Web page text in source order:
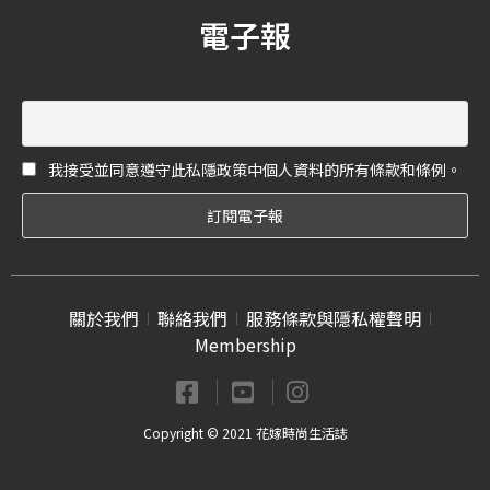
電子報
我接受並同意遵守此私隱政策中個人資料的所有條款和條例。
關於我們 聯絡我們
服務條款與隱私權聲明
Membership
Copyright © 2021 花嫁時尚生活誌